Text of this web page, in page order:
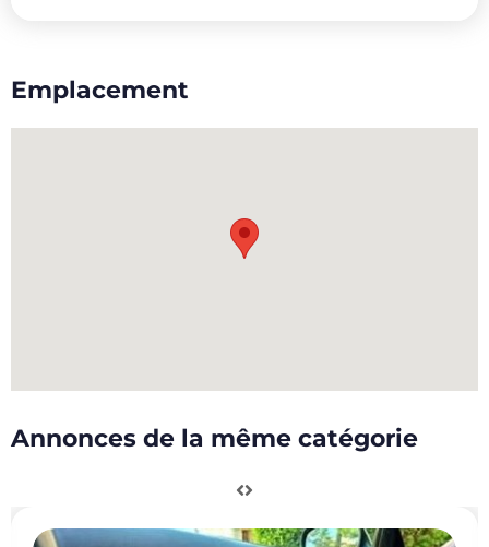
Emplacement
Annonces de la même catégorie